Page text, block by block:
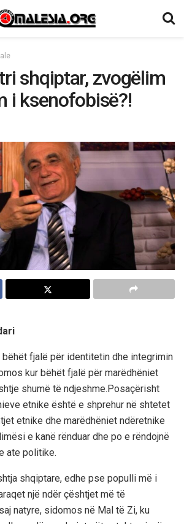
shqiptar, zvogëlim
i ksenofobisë?!
bëhët fjalë për identitetin dhe integrimin
kur bëhët fjalë për marëdhëniet
shumë të ndjeshme.Posaçërisht
etnike është e shprehur në shtetet
etnike dhe marëdhëniet ndëretnike
e kanë rënduar dhe po e rëndojnë
ate politike.
shqiptare, edhe pse populli më i
një ndër çështjet më të
natyre, sidomos në Mal të Zi, ku